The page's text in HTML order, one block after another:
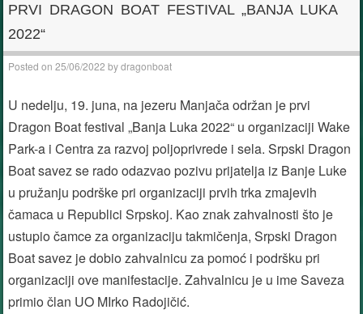
PRVI DRAGON BOAT FESTIVAL „BANJA LUKA
2022“
Posted on25/06/2022 bydragonboat
U nedelju, 19. juna, na jezeru Manjača održan je prvi
Dragon Boat festival „Banja Luka 2022“ u organizaciji Wake
Park-a i Centra za razvoj poljoprivrede i sela. Srpski Dragon
Boat savez se rado odazvao pozivu prijatelja iz Banje Luke
u pružanju podrške pri organizaciji prvih trka zmajevih
čamaca u Republici Srpskoj. Kao znak zahvalnosti što je
ustupio čamce za organizaciju takmičenja, Srpski Dragon
Boat savez je dobio zahvalnicu za pomoć i podršku pri
organizaciji ove manifestacije. Zahvalnicu je u ime Saveza
primio član UO MIrko Radojičić.